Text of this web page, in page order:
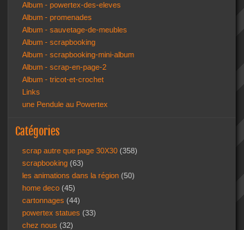
Album - powertex-des-eleves
Album - promenades
Album - sauvetage-de-meubles
Album - scrapbooking
Album - scrapbooking-mini-album
Album - scrap-en-page-2
Album - tricot-et-crochet
Links
une Pendule au Powertex
Catégories
scrap autre que page 30X30 (358)
scrapbooking (63)
les animations dans la région (50)
home deco (45)
cartonnages (44)
powertex statues (33)
chez nous (32)